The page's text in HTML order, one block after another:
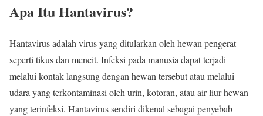
Apa Itu Hantavirus?
Hantavirus adalah virus yang ditularkan oleh hewan pengerat
seperti tikus dan mencit. Infeksi pada manusia dapat terjadi
melalui kontak langsung dengan hewan tersebut atau melalui
udara yang terkontaminasi oleh urin, kotoran, atau air liur hewan
yang terinfeksi. Hantavirus sendiri dikenal sebagai penyebab